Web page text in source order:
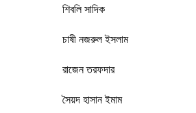
শিবলি সাদিক
চাষী নজরুল ইসলাম
রাজেন তরফদার
সৈয়দ হাসান ইমাম